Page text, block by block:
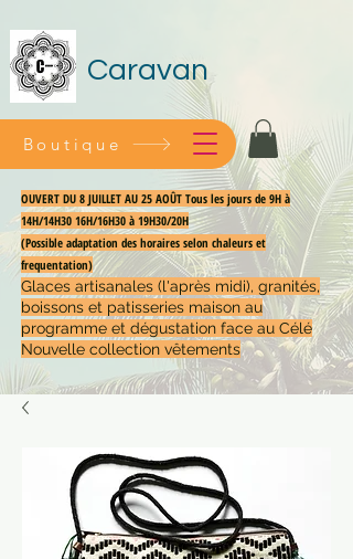
Caravan
OUVERT DU 8 JUILLET AU 25 AOÛT Tous les jours de 9H à
14H/14H30 16H/16H30 à 19H30/20H
(Possible adaptation des horaires selon chaleurs et
frequentation)
Glaces artisanales (l'après midi), granités,
boissons et patisseries maison au
programme et dégustation face au Célé
Nouvelle collection vêtements
Boutique